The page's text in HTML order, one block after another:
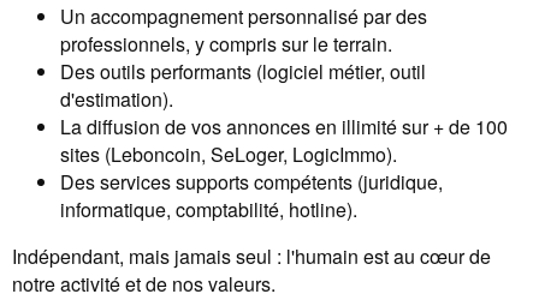
Un accompagnement personnalisé par des
professionnels, y compris sur le terrain.
Des outils performants (logiciel métier, outil
d'estimation).
La diffusion de vos annonces en illimité sur + de 100
sites (Leboncoin, SeLoger, LogicImmo).
Des services supports compétents (juridique,
informatique, comptabilité, hotline).
Indépendant, mais jamais seul : l'humain est au cœur de
notre activité et de nos valeurs.